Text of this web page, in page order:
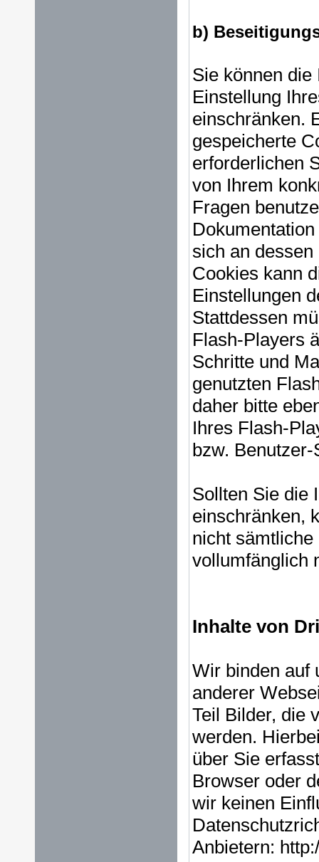
b)
Sie können
Einstellung
einschränken.
gespeicherte
erforderlichen
von Ihrem
Fragen
sich an
Cookies kann
Einstellungen
Stattdessen
Flash-Players
Schritte und
genutzten
daher bitte
Ihres Flash-
bzw. Benutzer-
Sollten Sie die
einschränken,
nicht
vollumfänglich
Inhalte von
Wir binden auf
anderer
Teil Bilder, die
werden.
über Sie
Browser oder
wir keinen
Anbietern: